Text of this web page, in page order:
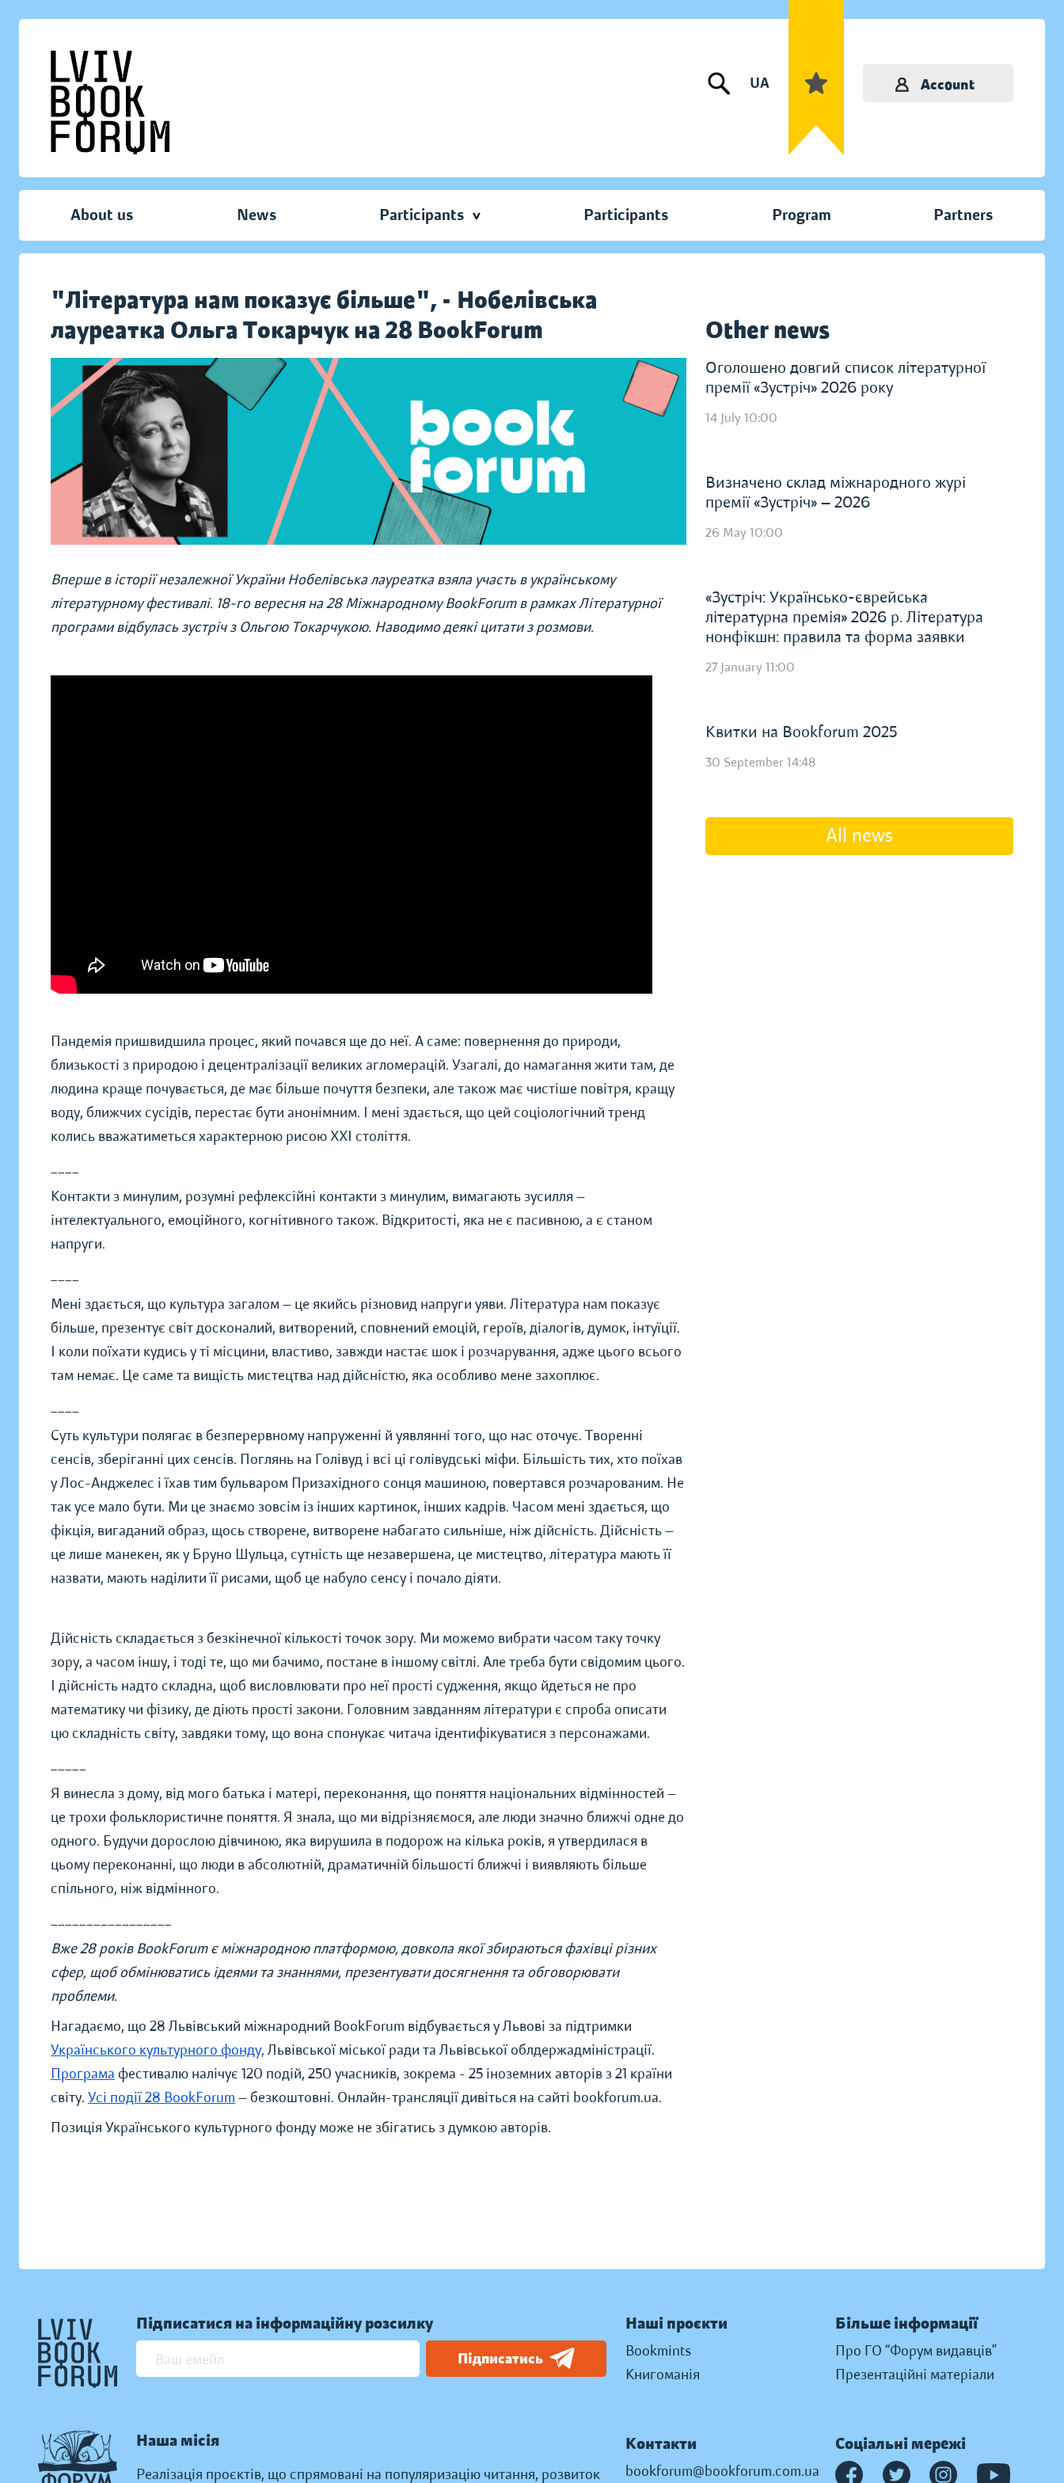
UA Account
About us News Participants Participants Program Partners
"Література нам показує більше", - Нобелівська
лауреатка Ольга Токарчук на 28 BookForum
Other news
Вперше в історії незалежної України Нобелівська лауреатка взяла участь в українському
літературному фестивалі. 18-го вересня на 28 Міжнародному BookForum в рамках Літературної
програми відбулась зустріч з Ольгою Токарчукою. Наводимо деякі цитати з розмови.
Пандемія пришвидшила процес, який почався ще до неї. А саме: повернення до природи,
близькості з природою і децентралізації великих агломерацій. Узагалі, до намагання жити там, де
людина краще почувається, де має більше почуття безпеки, але також має чистіше повітря, кращу
воду, ближчих сусідів, перестає бути анонімним. І мені здається, що цей соціологічний тренд
колись вважатиметься характерною рисою XXI століття.
Контакти з минулим, розумні рефлексійні контакти з минулим, вимагають зусилля —
інтелектуального, емоційного, когнітивного також. Відкритості, яка не є пасивною, а є станом
напруги.
Мені здається, що культура загалом — це якийсь різновид напруги уяви. Література нам показує
більше, презентує світ досконалий, витворений, сповнений емоцій, героїв, діалогів, думок, інтуїції.
І коли поїхати кудись у ті місцини, властиво, завжди настає шок і розчарування, адже цього всього
там немає. Це саме та вищість мистецтва над дійсністю, яка особливо мене захоплює.
Суть культури полягає в безперервному напруженні й уявлянні того, що нас оточує. Творенні
сенсів, зберіганні цих сенсів. Поглянь на Голівуд і всі ці голівудські міфи. Більшість тих, хто поїхав
у Лос-Анджелес і їхав тим бульваром Призахідного сонця машиною, повертався розчарованим. Не
так усе мало бути. Ми це знаємо зовсім із інших картинок, інших кадрів. Часом мені здається, що
фікція, вигаданий образ, щось створене, витворене набагато сильніше, ніж дійсність. Дійсність —
це лише манекен, як у Бруно Шульца, сутність ще незавершена, це мистецтво, література мають її
назвати, мають наділити її рисами, щоб це набуло сенсу і почало діяти.
Дійсність складається з безкінечної кількості точок зору. Ми можемо вибрати часом таку точку
зору, а часом іншу, і тоді те, що ми бачимо, постане в іншому світлі. Але треба бути свідомим цього.
І дійсність надто складна, щоб висловлювати про неї прості судження, якщо йдеться не про
математику чи фізику, де діють прості закони. Головним завданням літератури є спроба описати
цю складність світу, завдяки тому, що вона спонукає читача ідентифікуватися з персонажами.
Я винесла з дому, від мого батька і матері, переконання, що поняття національних відмінностей —
це трохи фольклористичне поняття. Я знала, що ми відрізняємося, але люди значно ближчі одне до
одного. Будучи дорослою дівчиною, яка вирушила в подорож на кілька років, я утвердилася в
цьому переконанні, що люди в абсолютній, драматичній більшості ближчі і виявляють більше
спільного, ніж відмінного.
Вже 28 років BookForum є міжнародною платформою, довкола якої збираються фахівці різних
сфер, щоб обмінюватись ідеями та знаннями, презентувати досягнення та обговорювати
проблеми.
Нагадаємо, що 28 Львівський міжнародний BookForum відбувається у Львові за підтримки
Українського культурного фонду, Львівської міської ради та Львівської облдержадміністрації.
Програма фестивалю налічує 120 подій, 250 учасників, зокрема - 25 іноземних авторів з 21 країни
світу. Усі події 28 BookForum — безкоштовні. Онлайн-трансляції дивіться на сайті bookforum.ua.
Позиція Українського культурного фонду може не збігатись з думкою авторів.
Оголошено довгий список літературної
премії «Зустріч» 2026 року
14 July 10:00
Визначено склад міжнародного журі
премії «Зустріч» — 2026
26 May 10:00
«Зустріч: Українсько-єврейська
літературна премія» 2026 р. Література
нонфікшн: правила та форма заявки
27 January 11:00
Квитки на Bookforum 2025
30 September 14:48
All news
Підписатися на інформаційну розсилку
Підписатись
Наша місія
Реалізація проєктів, що спрямовані на популяризацію читання, розвиток
Наші проєкти
Bookmints
Книгоманія
Більше інформації
Про ГО “Форум видавців”
Презентаційні матеріали
Контакти
bookforum@bookforum.com.ua
Соціальні мережі